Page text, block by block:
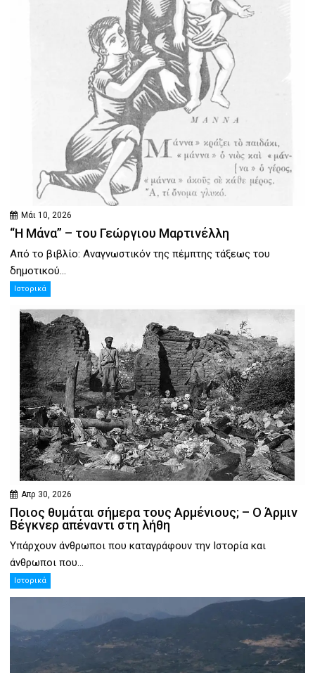
Μάι 10, 2026
“Η Μάνα” – του Γεώργιου Μαρτινέλλη
Από το βιβλίο: Αναγνωστικόν της πέμπτης τάξεως του
δημοτικού...
Ιστορικά
Απρ 30, 2026
Ποιος θυμάται σήμερα τους Αρμένιους; – Ο Άρμιν
Βέγκνερ απέναντι στη λήθη
Υπάρχουν άνθρωποι που καταγράφουν την Ιστορία και
άνθρωποι που...
Ιστορικά